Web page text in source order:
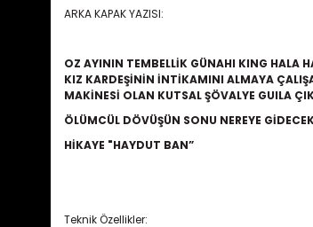
ARKA KAPAK YAZISI:
OZ AYININ TEMBELLİK GÜNAHI KING HALA
KIZ KARDEŞİNİN İNTİKAMINI ALMAYA
MAKİNESİ OLAN KUTSAL ŞÖVALYE GUILA
ÖLÜMCÜL DÖVÜŞÜN SONU NEREYE
HİKAYE "HAYDUT BAN”
Teknik Özellikler: